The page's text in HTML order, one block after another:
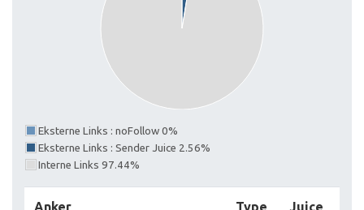
Eksterne Links : noFollow 0%
Eksterne Links : Sender Juice 2.56%
Interne Links 97.44%
Anker Type Juice